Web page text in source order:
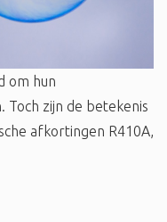
om hun
zijn de betekenis
afkortingen R410A,